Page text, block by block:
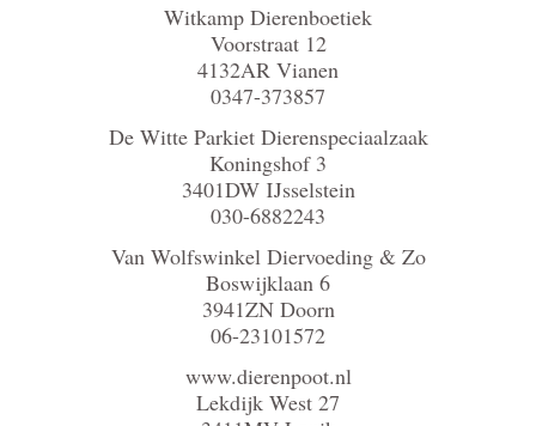
Witkamp Dierenboetiek
Voorstraat 12
4132AR Vianen
0347-373857
De Witte Parkiet Dierenspeciaalzaak
Koningshof 3
3401DW IJsselstein
030-6882243
Van Wolfswinkel Diervoeding & Zo
Boswijklaan 6
3941ZN Doorn
06-23101572
www.dierenpoot.nl
Lekdijk West 27